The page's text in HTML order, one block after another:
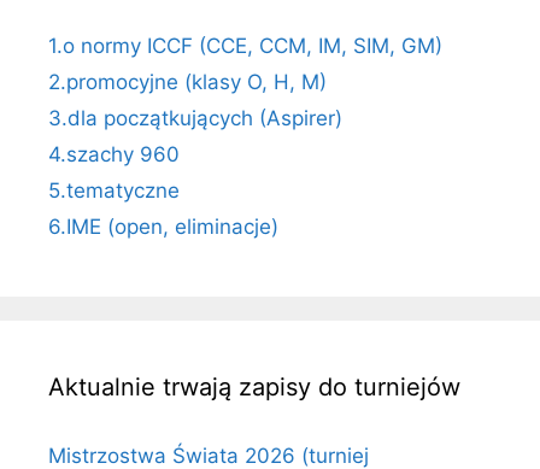
1.o normy ICCF (CCE, CCM, IM, SIM, GM)
2.promocyjne (klasy O, H, M)
3.dla początkujących (Aspirer)
4.szachy 960
5.tematyczne
6.IME (open, eliminacje)
Aktualnie trwają zapisy do turniejów
Mistrzostwa Świata 2026 (turniej